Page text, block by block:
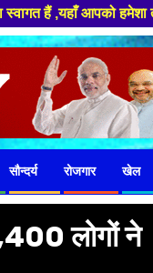
खबरों से रूबरू कराया
सौन्दर्य रोजगार खेल
लोगों ने